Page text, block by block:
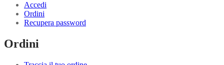
Accedi
Ordini
Recupera password
Ordini